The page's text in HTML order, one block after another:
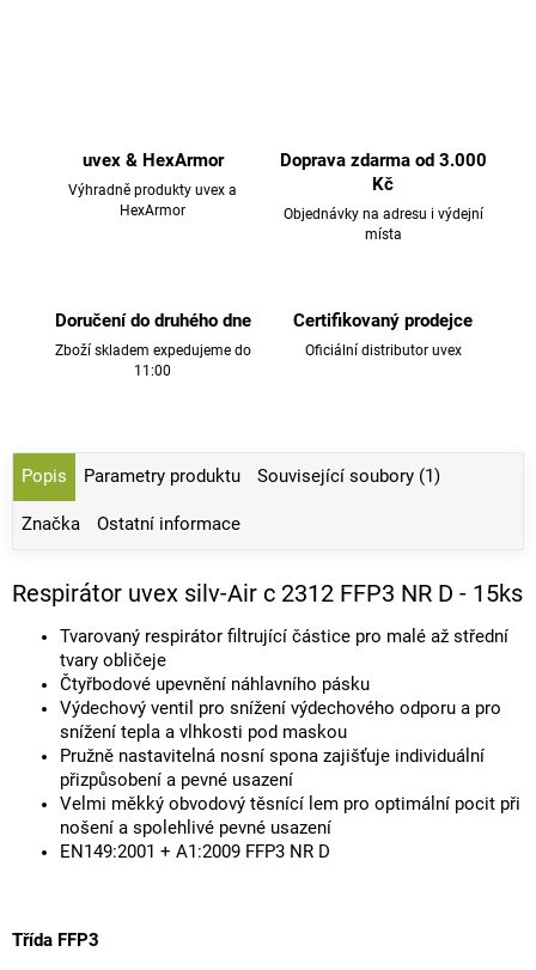
uvex & HexArmor
Výhradně produkty uvex a
HexArmor
Doprava zdarma od 3.000
Kč
Objednávky na adresu i výdejní
místa
Doručení do druhého dne
Zboží skladem expedujeme do
11:00
Certifikovaný prodejce
Oficiální distributor uvex
Popis Parametry produktu Související soubory (1)
Značka Ostatní informace
Respirátor uvex silv-Air c 2312 FFP3 NR D - 15ks
Tvarovaný respirátor filtrující částice pro malé až střední
tvary obličeje
Čtyřbodové upevnění náhlavního pásku
Výdechový ventil pro snížení výdechového odporu a pro
snížení tepla a vlhkosti pod maskou
Pružně nastavitelná nosní spona zajišťuje individuální
přizpůsobení a pevné usazení
Velmi měkký obvodový těsnící lem pro optimální pocit při
nošení a spolehlivé pevné usazení
EN149:2001 + A1:2009 FFP3 NR D
Třída FFP3